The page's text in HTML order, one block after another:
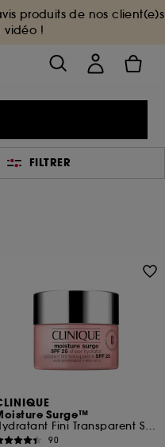
produits de nos client(e)s
vidéo !
FILTRER
Surge™
Hydratant Fini Transparent SPF 25
90